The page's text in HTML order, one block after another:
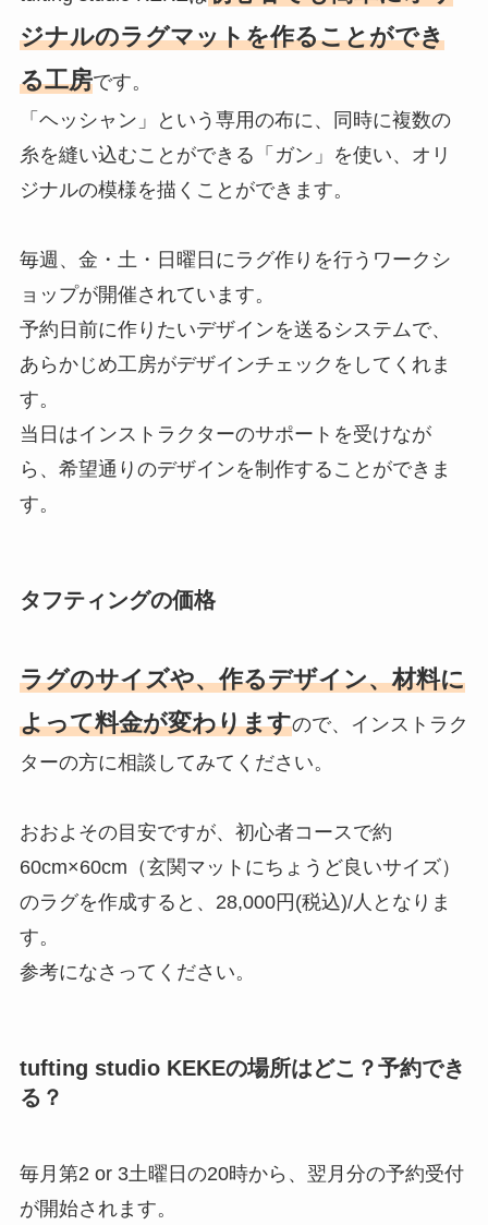
ジナルのラグマットを作ることができ
る工房です。
「ヘッシャン」という専用の布に、同時に複数の
糸を縫い込むことができる「ガン」を使い、オリ
ジナルの模様を描くことができます。
毎週、金・土・日曜日にラグ作りを行うワークシ
ョップが開催されています。
予約日前に作りたいデザインを送るシステムで、
あらかじめ工房がデザインチェックをしてくれま
す。
当日はインストラクターのサポートを受けなが
ら、希望通りのデザインを制作することができま
す。
タフティングの価格
ラグのサイズや、作るデザイン、材料に
よって料金が変わりますので、インストラク
ターの方に相談してみてください。
おおよその目安ですが、初心者コースで約
60cm×60cm（玄関マットにちょうど良いサイズ）
のラグを作成すると、28,000円(税込)/人となりま
す。
参考になさってください。
tufting studio KEKEの場所はどこ？予約でき
る？
毎月第2 or 3土曜日の20時から、翌月分の予約受付
が開始されます。